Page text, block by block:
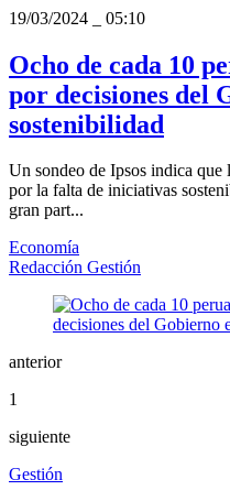
19/03/2024
05:10
Ocho de cada 10
por decisiones del
sostenibilidad
Un sondeo de Ipsos indica que
por la falta de iniciativas
gran part...
Economía
Redacción Gestión
anterior
1
siguiente
Gestión